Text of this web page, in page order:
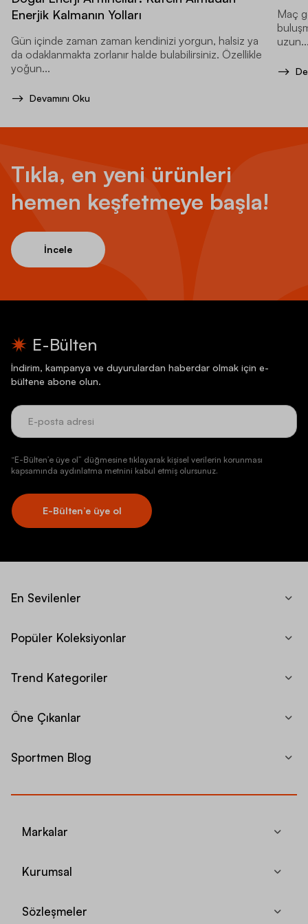
Enerjik Kalmanın Yolları
Gün içinde zaman zaman kendinizi yorgun, halsiz ya
da odaklanmakta zorlanır halde bulabilirsiniz. Özellikle
yoğun...
Devamını Oku
Maç
Tıkla, en yeni ürünleri
hemen keşfetmeye başla!
İncele
E-Bülten
İndirim, kampanya ve duyurulardan haberdar olmak için e-
bültene abone olun.
“E-Bülten’e üye ol” düğmesine tıklayarak kişisel verilerin korunması
kapsamında aydınlatma metnini kabul etmiş olursunuz.
E-Bülten’e üye ol
En Sevilenler
Popüler Koleksiyonlar
Trend Kategoriler
Öne Çıkanlar
Sportmen Blog
Markalar
Kurumsal
Sözleşmeler